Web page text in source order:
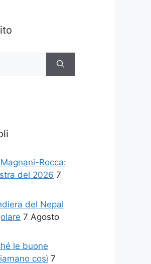
Rocca:
del 2026 7
del Nepal
7 Agosto
le buone
così 7